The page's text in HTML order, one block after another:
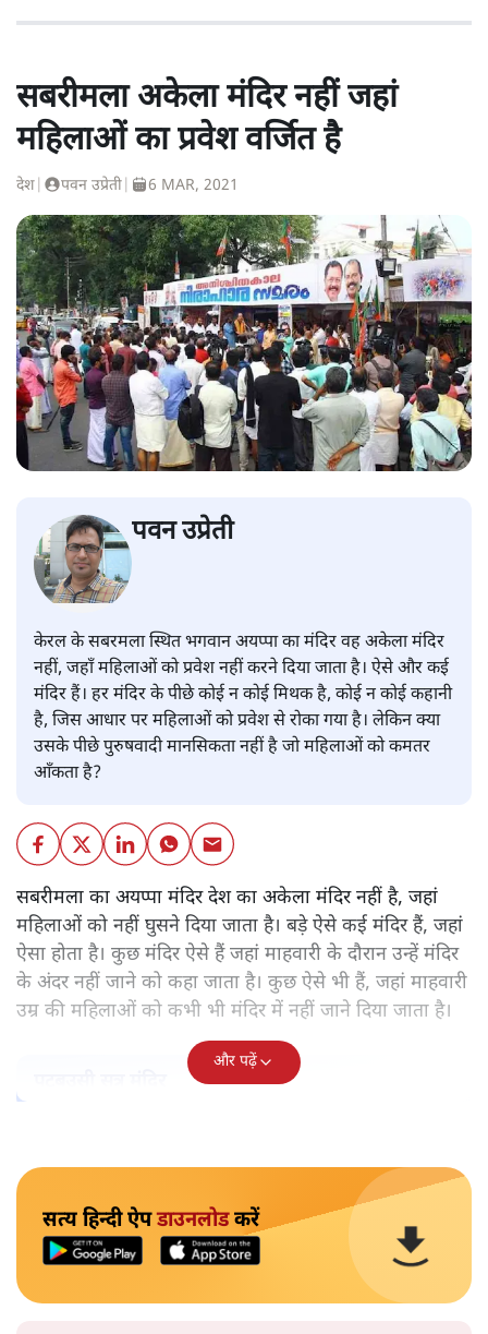
सबरीमला अकेला मंदिर नहीं जहां
महिलाओं का प्रवेश वर्जित है
देश पवन उप्रेती 6 MAR, 2021
पवन उप्रेती
केरल के सबरमला स्थित भगवान अयप्पा का मंदिर वह अकेला मंदिर
नहीं, जहाँ महिलाओं को प्रवेश नहीं करने दिया जाता है। ऐसे और कई
मंदिर हैं। हर मंदिर के पीछे कोई न कोई मिथक है, कोई न कोई कहानी
है, जिस आधार पर महिलाओं को प्रवेश से रोका गया है। लेकिन क्या
उसके पीछे पुरुषवादी मानसिकता नहीं है जो महिलाओं को कमतर
आँकता है?
सबरीमला का अयप्पा मंदिर देश का अकेला मंदिर नहीं है, जहां
महिलाओं को नहीं घुसने दिया जाता है। बड़े ऐसे कई मंदिर हैं, जहां
ऐसा होता है। कुछ मंदिर ऐसे हैं जहां माहवारी के दौरान उन्हें मंदिर
के अंदर नहीं जाने को कहा जाता है। कुछ ऐसे भी हैं, जहां माहवारी
उम्र की महिलाओं को कभी भी मंदिर में नहीं जाने दिया जाता है।
और पढ़ें
सत्य हिन्दी ऐपडाउनलोडकरें